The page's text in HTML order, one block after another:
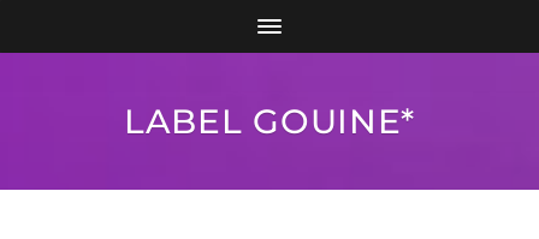
LABEL GOUINE*